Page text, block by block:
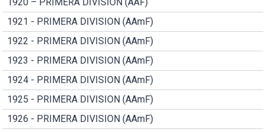
1921 - PRIMERA DIVISION (AAmF)
1922 - PRIMERA DIVISION (AAmF)
1923 - PRIMERA DIVISION (AAmF)
1924 - PRIMERA DIVISION (AAmF)
1925 - PRIMERA DIVISION (AAmF)
1926 - PRIMERA DIVISION (AAmF)